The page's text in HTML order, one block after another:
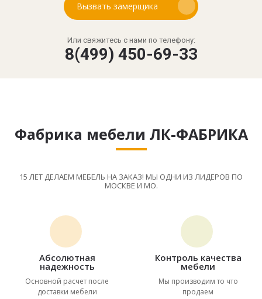
Вызвать замерщика
Или свяжитесь с нами по телефону:
8(499) 450-69-33
Фабрика мебели ЛК-ФАБРИКА
15 ЛЕТ ДЕЛАЕМ МЕБЕЛЬ НА ЗАКАЗ! МЫ ОДНИ ИЗ ЛИДЕРОВ ПО
МОСКВЕ И МО.
Абсолютная
надежность
Основной расчет после
доставки мебели
Контроль качества
мебели
Мы производим то что
продаем